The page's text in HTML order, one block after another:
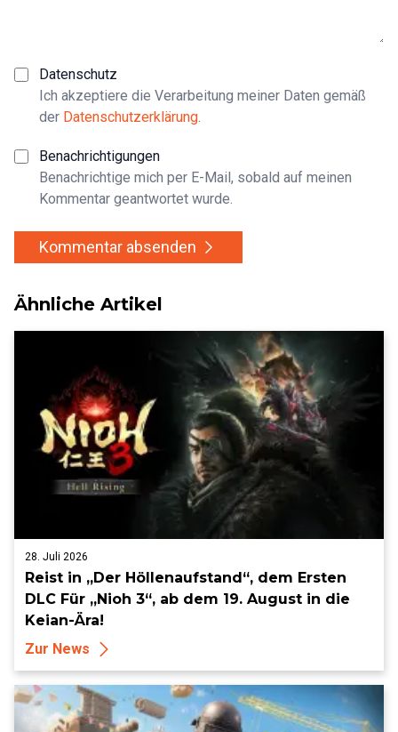
Datenschutz
Ich akzeptiere die Verarbeitung meiner Daten gemäß
der Datenschutzerklärung.
Benachrichtigungen
Benachrichtige mich per E-Mail, sobald auf meinen
Kommentar geantwortet wurde.
Kommentar absenden
Ähnliche Artikel
28. Juli 2026
Reist in „Der Höllenaufstand“, dem Ersten
DLC Für „Nioh 3“, ab dem 19. August in die
Keian-Ära!
Zur News